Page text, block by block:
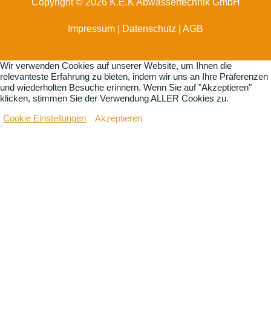
Copyright © 2026 K.E.K Abwassertechnik GmbH
Impressum Datenschutz AGB
Wir verwenden Cookies auf unserer Website, um Ihnen die
relevanteste Erfahrung zu bieten, indem wir uns an Ihre Präferenzen
und wiederholten Besuche erinnern. Wenn Sie auf "Akzeptieren"
klicken, stimmen Sie der Verwendung ALLER Cookies zu.
Cookie Einstellungen Akzeptieren